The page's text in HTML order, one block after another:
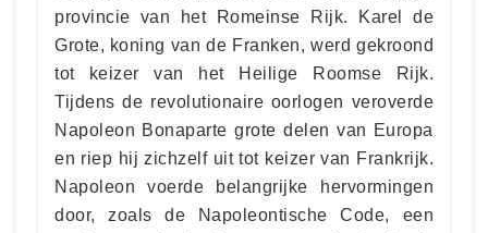
provincie van het Romeinse Rijk. Karel de
Grote, koning van de Franken, werd gekroond
tot keizer van het Heilige Roomse Rijk.
Tijdens de revolutionaire oorlogen veroverde
Napoleon Bonaparte grote delen van Europa
en riep hij zichzelf uit tot keizer van Frankrijk.
Napoleon voerde belangrijke hervormingen
door, zoals de Napoleontische Code, een